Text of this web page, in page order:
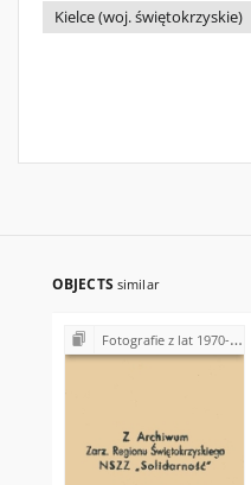
Kielce (woj. świętokrzyskie)
OBJECTS similar
Fotografie z lat 1970-1996